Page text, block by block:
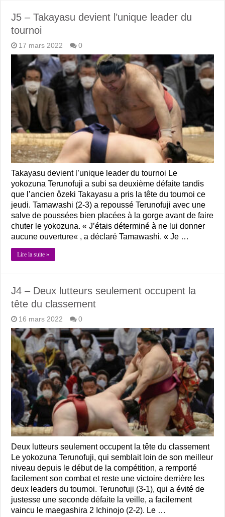
J5 – Takayasu devient l’unique leader du
tournoi
17 mars 2022 0
Takayasu devient l’unique leader du tournoi Le
yokozuna Terunofuji a subi sa deuxième défaite tandis
que l’ancien ôzeki Takayasu a pris la tête du tournoi ce
jeudi. Tamawashi (2-3) a repoussé Terunofuji avec une
salve de poussées bien placées à la gorge avant de faire
chuter le yokozuna. « J’étais déterminé à ne lui donner
aucune ouverture« , a déclaré Tamawashi. « Je …
Lire la suite »
J4 – Deux lutteurs seulement occupent la
tête du classement
16 mars 2022 0
Deux lutteurs seulement occupent la tête du classement
Le yokozuna Terunofuji, qui semblait loin de son meilleur
niveau depuis le début de la compétition, a remporté
facilement son combat et reste une victoire derrière les
deux leaders du tournoi. Terunofuji (3-1), qui a évité de
justesse une seconde défaite la veille, a facilement
vaincu le maegashira 2 Ichinojo (2-2). Le …